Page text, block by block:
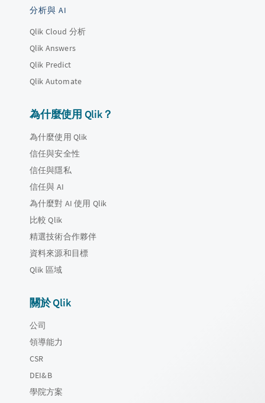
分析與 AI
Qlik Cloud 分析
Qlik Answers
Qlik Predict
Qlik Automate
為什麼使用 Qlik？
為什麼使用 Qlik
信任與安全性
信任與隱私
信任與 AI
為什麼對 AI 使用 Qlik
比較 Qlik
精選技術合作夥伴
資料來源和目標
Qlik 區域
關於 Qlik
公司
領導能力
CSR
DEI&B
學院方案